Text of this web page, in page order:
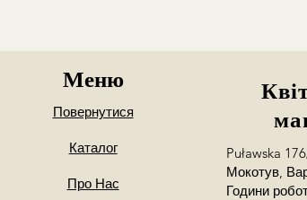
Меню
Повернутися
Каталог
Про Нас
Puławska
Мокотув,
Години